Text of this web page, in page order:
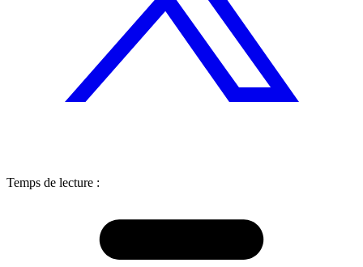
Temps de lecture :